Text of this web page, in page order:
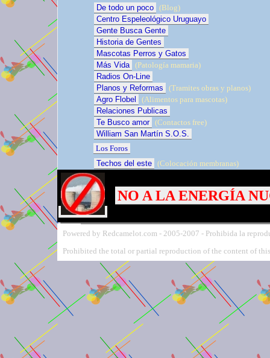
De todo un poco (Blog)
Centro Espeleológico Uruguayo
Gente Busca Gente
Historia de Gentes
Mascotas Perros y Gatos
Más Vida (Patología mamaria)
Radios On-Line
Planos y Reformas
(Tramites obras y planos)
Agro Flobel
(Alimentos para mascotas)
Relaciones Publicas
Te Busco amor (Contactos free)
William San Martín S.O.S.
Los Foros
Techos del este (Colocación membranas)
NO A LA ENERGÍA
Powered by Redcamelot.com - 2005-2007 - Prohibida la
Prohibited the total or partial reproduction of the content of